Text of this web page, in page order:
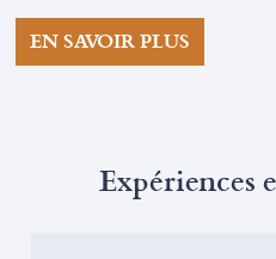
EN SAVOIR PLUS
Expériences